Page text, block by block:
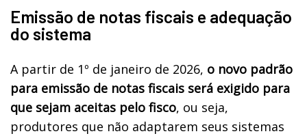
Emissão de notas fiscais e adequação
do sistema
A partir de 1º de janeiro de 2026, o novo padrão
para emissão de notas fiscais será exigido para
que sejam aceitas pelo fisco, ou seja,
produtores que não adaptarem seus sistemas